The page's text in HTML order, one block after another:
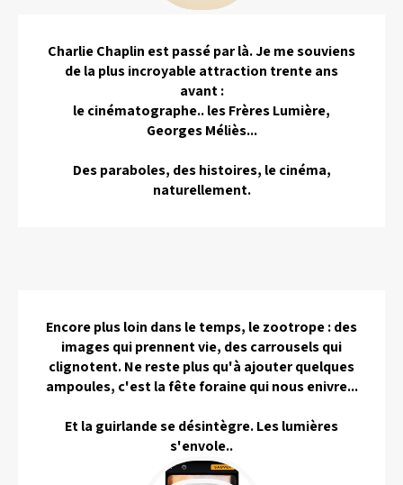
Charlie Chaplin est passé par là. Je me souviens
de la plus incroyable attraction trente ans
avant :
le cinématographe.. les Frères Lumière,
Georges Méliès...
Des paraboles, des histoires, le cinéma,
naturellement.
Encore plus loin dans le temps, le zootrope : des
images qui prennent vie, des carrousels qui
clignotent. Ne reste plus qu'à ajouter quelques
ampoules, c'est la fête foraine qui nous enivre...
Et la guirlande se désintègre. Les lumières
s'envole..